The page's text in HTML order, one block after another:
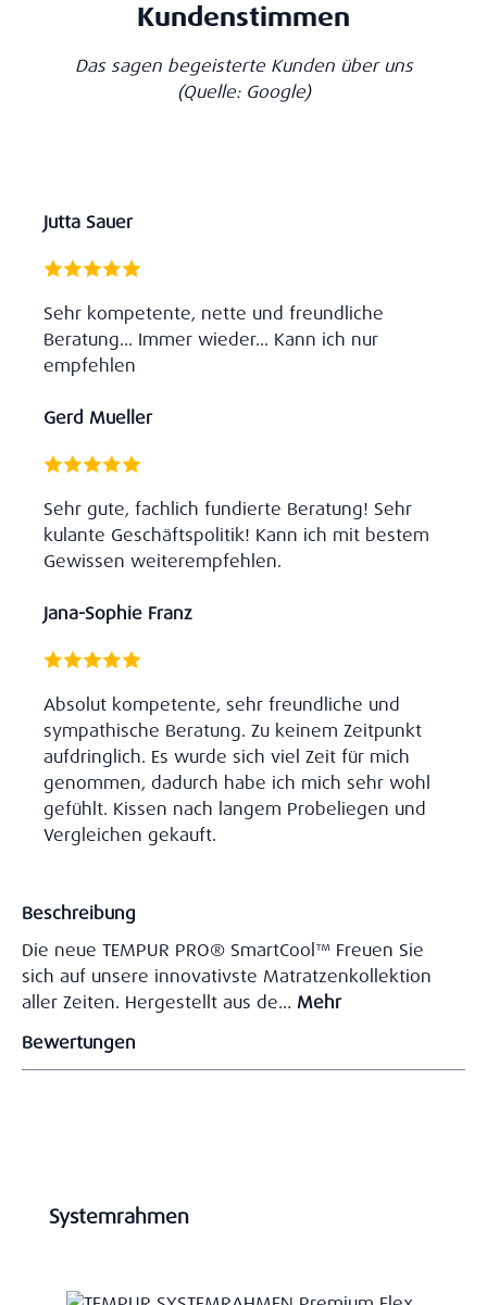
Kundenstimmen
Das sagen begeisterte Kunden über uns
(Quelle: Google)
Jutta Sauer
Sehr kompetente, nette und freundliche
Beratung... Immer wieder... Kann ich nur
empfehlen
Gerd Mueller
Sehr gute, fachlich fundierte Beratung! Sehr
kulante Geschäftspolitik! Kann ich mit bestem
Gewissen weiterempfehlen.
Jana-Sophie Franz
Absolut kompetente, sehr freundliche und
sympathische Beratung. Zu keinem Zeitpunkt
aufdringlich. Es wurde sich viel Zeit für mich
genommen, dadurch habe ich mich sehr wohl
gefühlt. Kissen nach langem Probeliegen und
Vergleichen gekauft.
Beschreibung
Die neue TEMPUR PRO® SmartCool™ Freuen Sie
sich auf unsere innovativste Matratzenkollektion
aller Zeiten. Hergestellt aus de… Mehr
Bewertungen
Produktgalerie überspringen
Systemrahmen